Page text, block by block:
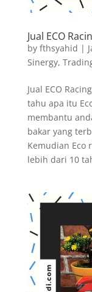
Jual ECO
by fthsyahid |
Sinergy,
Jual ECO
tahu apa itu
membantu
bakar yang
Kemudian Eco
lebih dari 10